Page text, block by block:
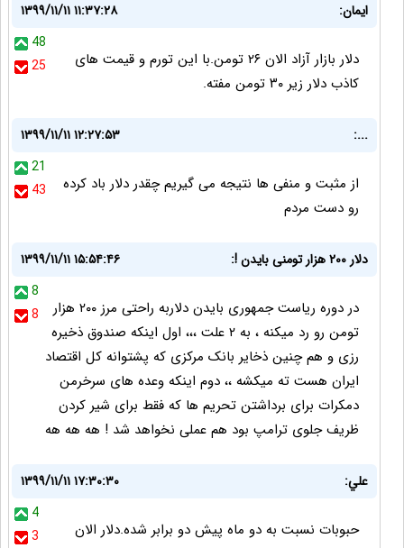
ایمان:
۱۳۹۹/۱۱/۱۱ ۱۱:۳۷:۲۸
48
25
دلار بازار آزاد الان ۲۶ تومن.با این تورم و قیمت های
کاذب دلار زیر ۳۰ تومن مفته.
...:
۱۳۹۹/۱۱/۱۱ ۱۲:۲۷:۵۳
21
43
از مثبت و منفی ها نتیجه می گیریم چقدر دلار باد کرده
رو دست مردم
دلار ۲۰۰ هزار تومنی بایدن !:
۱۳۹۹/۱۱/۱۱ ۱۵:۵۴:۴۶
8
8
در دوره ریاست جمهوری بایدن دلاربه راحتی مرز ۲۰۰ هزار
تومن رو رد میکنه ، به ۲ علت ،،، اول اینکه صندوق ذخیره
رزی و هم چنین ذخایر بانک مرکزی که پشتوانه کل اقتصاد
ایران هست ته میکشه ،، دوم اینکه وعده های سرخرمن
دمکرات برای برداشتن تحریم ها که فقط برای شیر کردن
ظریف جلوی ترامپ بود هم عملی نخواهد شد ! هه هه هه
علي:
۱۳۹۹/۱۱/۱۱ ۱۷:۳۰:۳۰
4
3
حبوبات نسبت به دو ماه پيش دو برابر شده.دلار الان